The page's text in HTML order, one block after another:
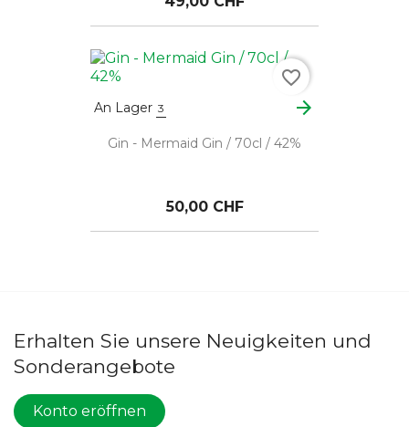
An Lager 3 arrow_forward
Gin - Mermaid Gin / 70cl / 42%
50,00 CHF
favorite_border
Erhalten Sie unsere Neuigkeiten und
Sonderangebote
Konto eröffnen